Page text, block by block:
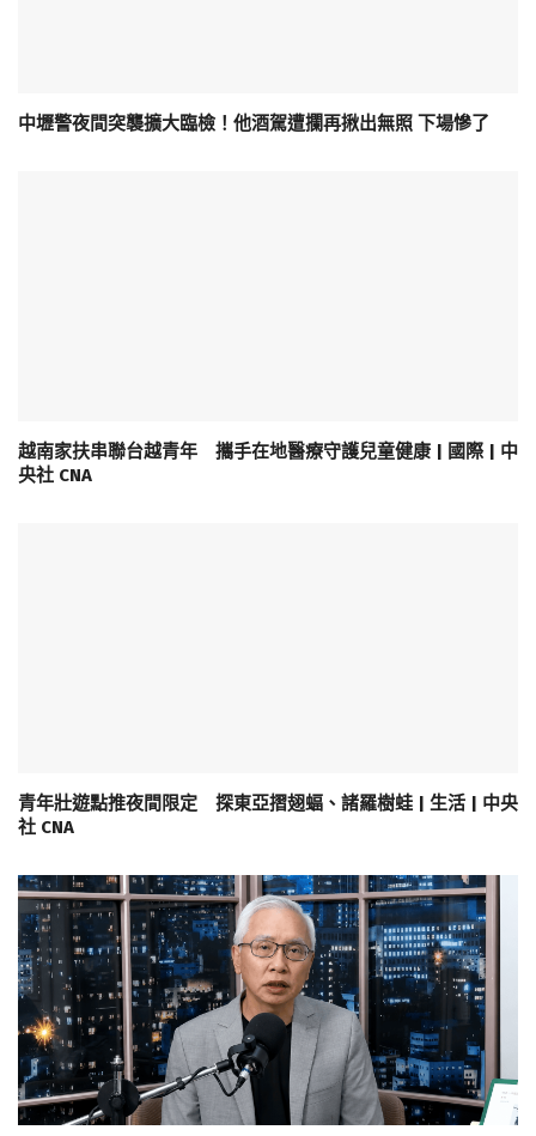
中壢警夜間突襲擴大臨檢！他酒駕遭攔再揪出無照 下場慘了
越南家扶串聯台越青年 攜手在地醫療守護兒童健康 | 國際 | 中
央社 CNA
青年壯遊點推夜間限定 探東亞摺翅蝠、諸羅樹蛙 | 生活 | 中央
社 CNA